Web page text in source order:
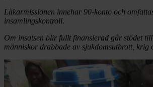
Läkarmissionen innehar 90-konto och
insamlingskontroll.
Om insatsen blir fullt finansierad går stödet
människor drabbade av sjukdomsutbrott, krig